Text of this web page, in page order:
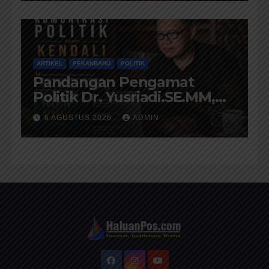
ARTIKEL PEKANBARU POLITIK
Pandangan Pengamat
Politik Dr. Yusriadi.SE.MM,
Tentang Buku Dr. (Cand)
Liza Fitriani S. Kom M. Ikom
6 AGUSTUS 2026 ADMIN